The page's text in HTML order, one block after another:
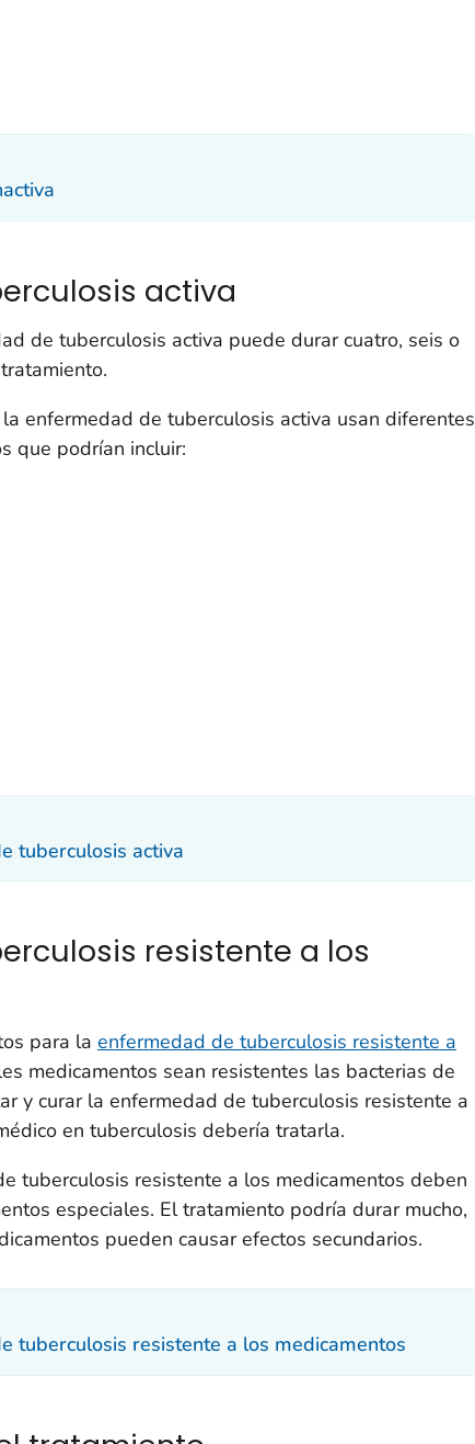
activa
de tuberculosis activa puede durar cuatro, seis o
enfermedad de tuberculosis activa usan diferentes
que podrían incluir:
tuberculosis activa
resistente a los
para la enfermedad de tuberculosis resistente a
medicamentos sean resistentes las bacterias de
y curar la enfermedad de tuberculosis resistente a
en tuberculosis debería tratarla.
tuberculosis resistente a los medicamentos deben
especiales. El tratamiento podría durar mucho,
pueden causar efectos secundarios.
tuberculosis resistente a los medicamentos